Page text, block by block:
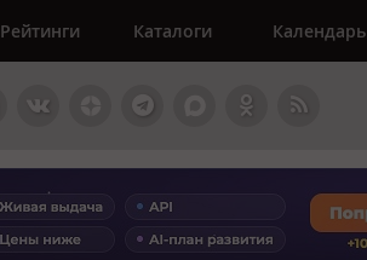
Рейтинги Каталоги Календарь